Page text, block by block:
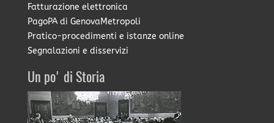
Fatturazione elettronica
PagoPA di GenovaMetropoli
Pratico-procedimenti e istanze online
Segnalazioni e disservizi
Un po' di Storia